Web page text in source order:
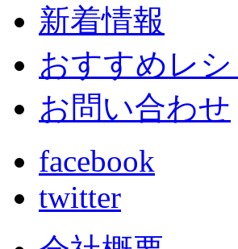
新着情報
おすすめレ
お問い合わせ
facebook
twitter